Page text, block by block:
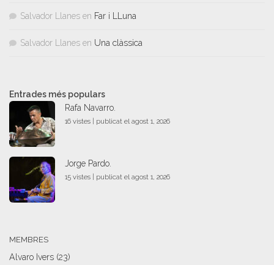
Salvador Llanes en Far i LLuna
Salvador Llanes en Una clàssica
Entrades més populars
Rafa Navarro.
16 vistes publicat el agost 1, 2026
Jorge Pardo.
15 vistes publicat el agost 1, 2026
MEMBRES
Alvaro Ivers (23)